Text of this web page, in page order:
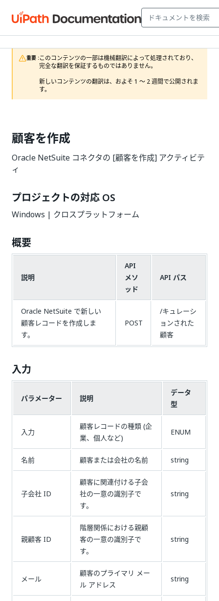
重要 :このコンテンツの一部は機械翻訳によって処理されており、
完全な翻訳を保証するものではありません。
新しいコンテンツの翻訳は、およそ 1 ～ 2 週間で公開されま
す。
顧客を作成
Oracle NetSuite コネクタの [顧客を作成] アクティビテ
ィ
プロジェクトの対応 OS
Windows | クロスプラットフォーム
概要
説明
API
メソ
ッド
API パス
Oracle NetSuite で新しい
顧客レコードを作成しま
す。
POST
/キュレーシ
ョンされた
顧客
入力
パラメーター 説明
データ
型
入力
顧客レコードの種類 (企
業、個人など)
ENUM
名前 顧客または会社の名前 string
子会社 ID
顧客に関連付ける子会
社の一意の識別子で
す。
string
親顧客 ID
階層関係における親顧
客の一意の識別子で
す。
string
メール
顧客のプライマリ メー
ル アドレス
string